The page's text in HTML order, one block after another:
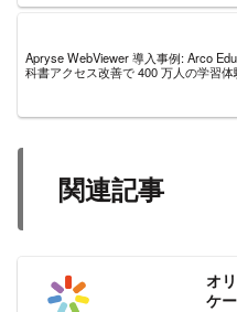
Apryse WebViewer 導入事例: Arco
科書アクセス改善で 400 万人の学習体
関連記事
オ
ケ